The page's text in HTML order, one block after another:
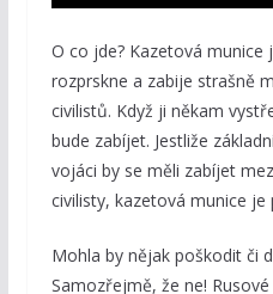
O co jde? Kazetová munice
rozprskne a zabije strašně
civilistů. Když ji někam
bude zabíjet. Jestliže
vojáci by se měli zabíjet
civilisty, kazetová munice je
Mohla by nějak poškodit či
Samozřejmě, že ne!